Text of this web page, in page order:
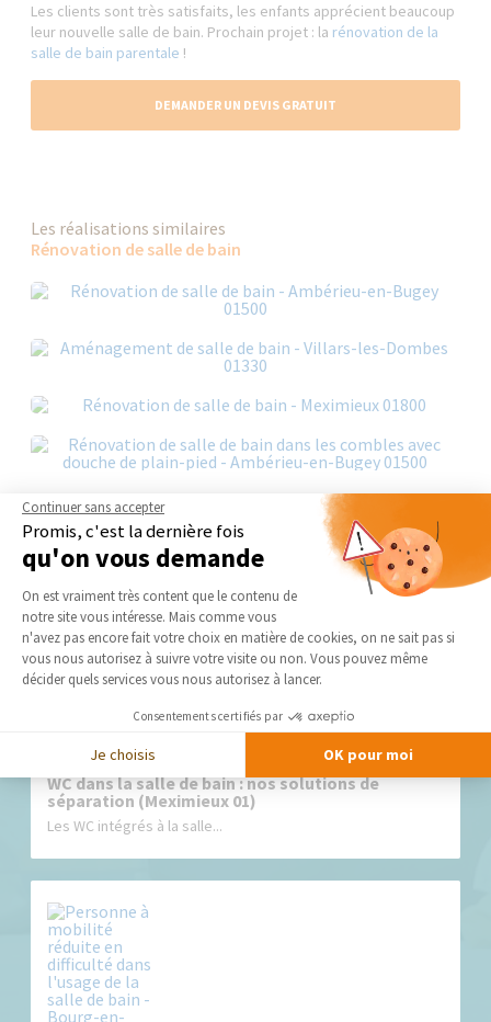
Les clients sont très satisfaits, les enfants apprécient beaucoup
leur nouvelle salle de bain. Prochain projet : la rénovation de la
salle de bain parentale !
DEMANDER UN DEVIS GRATUIT
Les réalisations similaires
Rénovation de salle de bain
Nos derniers conseils et actus
WC dans la salle de bain : nos solutions de
séparation (Meximieux 01)
Les WC intégrés à la salle...
Continuer sans accepter
Promis, c'est la dernière fois
qu'on vous demande
Plateforme de Gestion du
On est vraiment très content que le contenu de
notre site vous intéresse. Mais comme vous
n'avez pas encore fait votre choix en matière de cookies, on ne sait pas si
vous nous autorisez à suivre votre visite ou non. Vous pouvez même
décider quels services vous nous autorisez à lancer.
Consentements certifiés par
Je choisis OK pour moi
Axeptio consent